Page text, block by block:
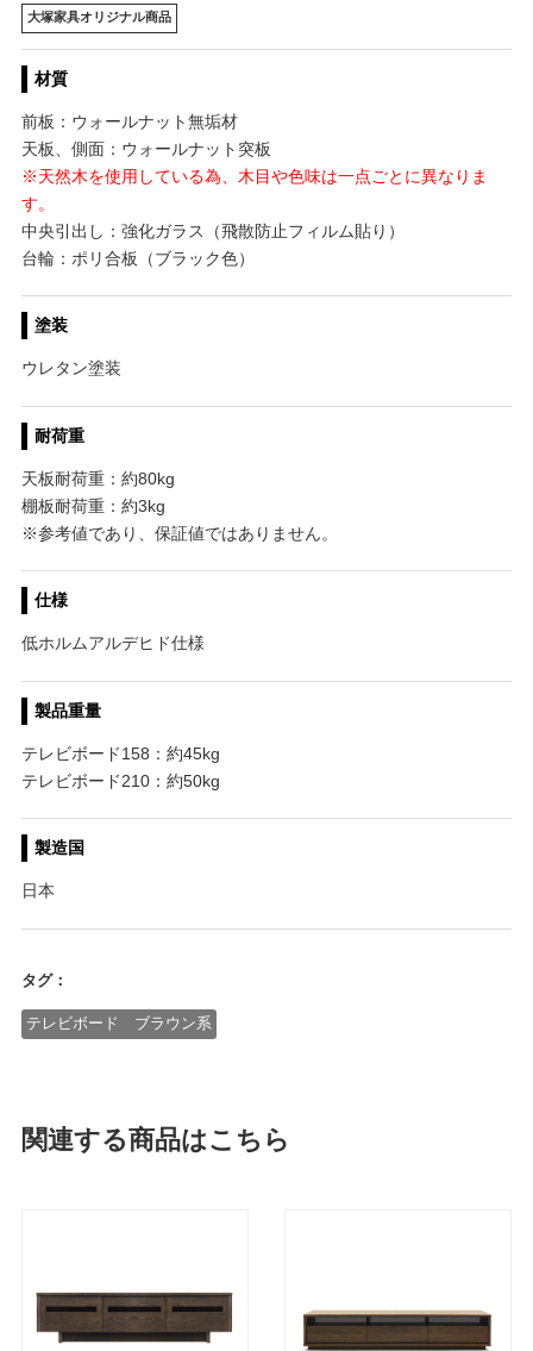
大塚家具オリジナル商品
材質
前板：ウォールナット無垢材
天板、側面：ウォールナット突板
※天然木を使用している為、木目や色味は一点ごとに異なりま
す。
中央引出し：強化ガラス（飛散防止フィルム貼り）
台輪：ポリ合板（ブラック色）
塗装
ウレタン塗装
耐荷重
天板耐荷重：約80kg
棚板耐荷重：約3kg
※参考値であり、保証値ではありません。
仕様
低ホルムアルデヒド仕様
製品重量
テレビボード158：約45kg
テレビボード210：約50kg
製造国
日本
タグ：
テレビボード ブラウン系
関連する商品はこちら